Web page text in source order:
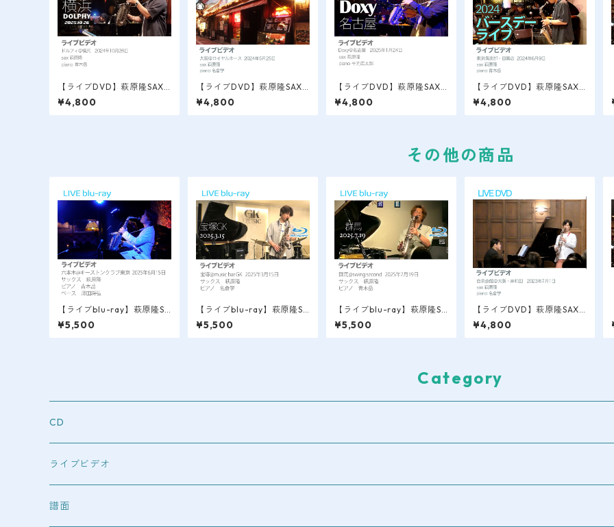
【ライブDVD】萩原隆SAX L
IVE VIDEO / 横浜＠Dolphy
2024.10.26.
¥4,800
【ライブDVD】萩原隆SAX L
IVE VIDEO / 大阪＠ロイヤ
ルホース 2024.5
¥4,800
【ライブDVD】萩原隆SAX L
IVE VIDEO / 名古屋＠doxy
2025.1.25
¥4,800
【ライブDVD】萩原隆SAX L
IVE VIDEO / 目黒/バースデ
ーライブ 2024.6
¥4,800
その他の商品
【ライブblu-ray】萩原隆SA
X LIVE VIDEO / 六本木＠ke
ystone club tokyo 2025.6.
¥5,500
【ライブblu-ray】萩原隆SA
X LIVE VIDEO / 宝塚＠mus
ic bar GK 2025.3.15
¥5,500
【ライブblu-ray】萩原隆SA
X LIVE VIDEO / 群馬＠swin
g second 2025.7.19
¥5,500
【ライブDVD】萩原隆SAX L
IVE VIDEO / 大阪・岸和田/
自泉会館 2023.7
¥4,800
Category
CD
ライブビデオ
blu-ray
譜面